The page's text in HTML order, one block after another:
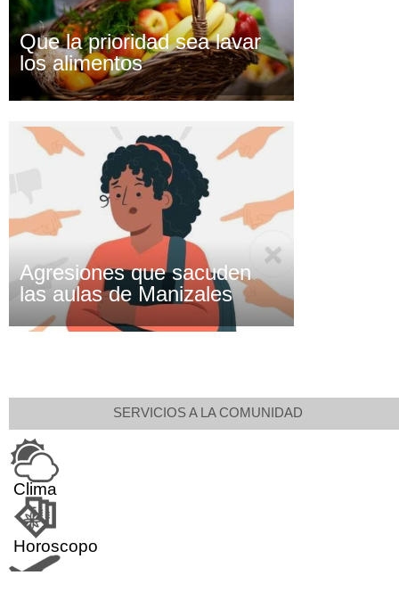
Que la prioridad sea lavar
los alimentos
Agresiones que sacuden
las aulas de Manizales
SERVICIOS A LA COMUNIDAD
Clima
Horoscopo